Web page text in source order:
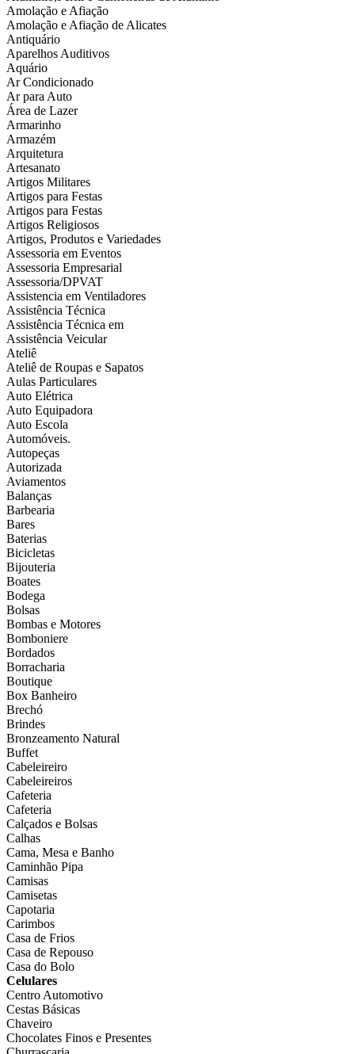
Amolação e Afiação
Amolação e Afiação de Alicates
Antiquário
Aparelhos Auditivos
Aquário
Ar Condicionado
Ar para Auto
Área de Lazer
Armarinho
Armazém
Arquitetura
Artesanato
Artigos Militares
Artigos para Festas
Artigos para Festas
Artigos Religiosos
Artigos, Produtos e Variedades
Assessoria em Eventos
Assessoria Empresarial
Assessoria/DPVAT
Assistencia em Ventiladores
Assistência Técnica
Assistência Técnica em
Assistência Veicular
Ateliê
Ateliê de Roupas e Sapatos
Aulas Particulares
Auto Elétrica
Auto Equipadora
Auto Escola
Automóveis.
Autopeças
Autorizada
Aviamentos
Balanças
Barbearia
Bares
Baterias
Bicicletas
Bijouteria
Boates
Bodega
Bolsas
Bombas e Motores
Bomboniere
Bordados
Borracharia
Boutique
Box Banheiro
Brechó
Brindes
Bronzeamento Natural
Buffet
Cabeleireiro
Cabeleireiros
Cafeteria
Cafeteria
Calçados e Bolsas
Calhas
Cama, Mesa e Banho
Caminhão Pipa
Camisas
Camisetas
Capotaria
Carimbos
Casa de Frios
Casa de Repouso
Casa do Bolo
Celulares
Centro Automotivo
Cestas Básicas
Chaveiro
Chocolates Finos e Presentes